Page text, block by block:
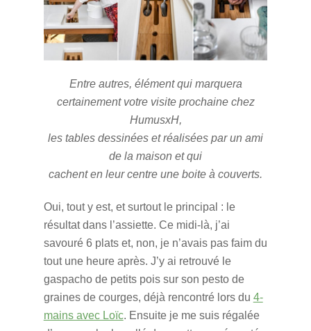
Entre autres, élément qui marquera
certainement votre visite prochaine chez
HumusxH,
les tables dessinées et réalisées par un ami
de la maison et qui
cachent en leur centre une boite à couverts.
Oui, tout y est, et surtout le principal : le
résultat dans l’assiette. Ce midi-là, j’ai
savouré 6 plats et, non, je n’avais pas faim du
tout une heure après. J’y ai retrouvé le
gaspacho de petits pois sur son pesto de
graines de courges, déjà rencontré lors du 4-
mains avec Loïc. Ensuite je me suis régalée